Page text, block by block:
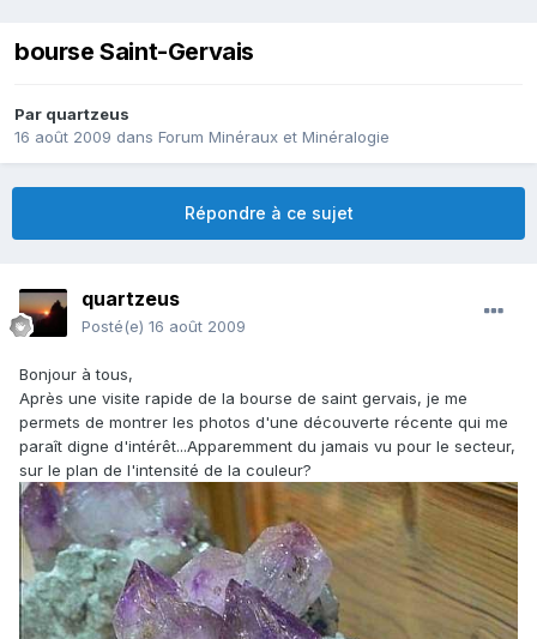
bourse Saint-Gervais
Par quartzeus
16 août 2009 dans Forum Minéraux et Minéralogie
Répondre à ce sujet
quartzeus
Posté(e) 16 août 2009
Bonjour à tous,
Après une visite rapide de la bourse de saint gervais, je me
permets de montrer les photos d'une découverte récente qui me
paraît digne d'intérêt...Apparemment du jamais vu pour le secteur,
sur le plan de l'intensité de la couleur?